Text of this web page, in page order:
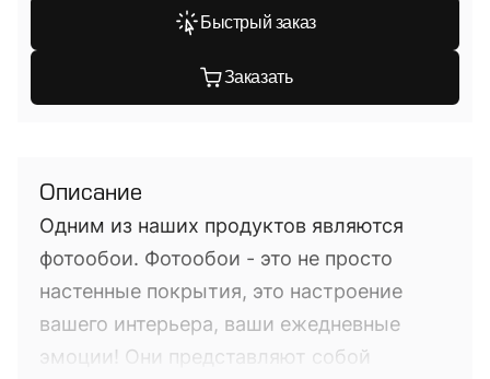
Быстрый заказ
Заказать
Описание
Одним из наших продуктов являются
фотообои. Фотообои - это не просто
настенные покрытия, это настроение
вашего интерьера, ваши ежедневные
эмоции! Они представляют собой